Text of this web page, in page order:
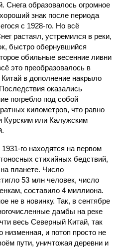
Снега образовалось огромное
знак после периода
с 1928-го. Но всё
растаял, устремился в реки,
быстро обернувшийся
обильные весенние ливни
это преобразовалось в
в дополнение накрыло
оказались
погребло под собой
километров, что равно
Курским или Калужским
го находятся на первом
стихийных бедствий,
планете. Число
53 млн человек, число
составило 4 миллиона.
не в новинку. Так, в сентябре
дамбы на реке
весь Северный Китай, так
низменная, и потоп просто не
пути, уничтожая деревни и